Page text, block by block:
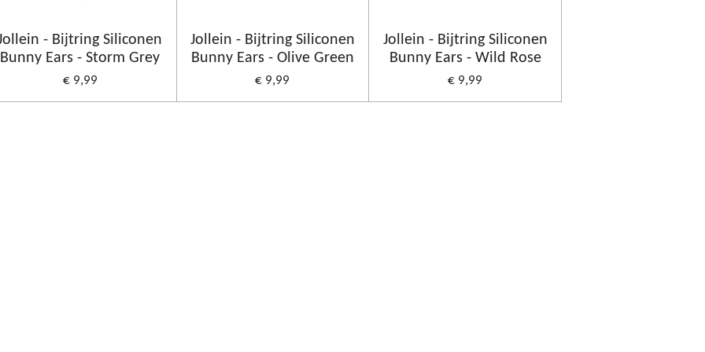
- Bijtring Siliconen
Bunny Ears - Storm Grey
€ 9,99
Jollein - Bijtring Siliconen
Bunny Ears - Olive Green
€ 9,99
Jollein - Bijtring Siliconen
Bunny Ears - Wild Rose
€ 9,99